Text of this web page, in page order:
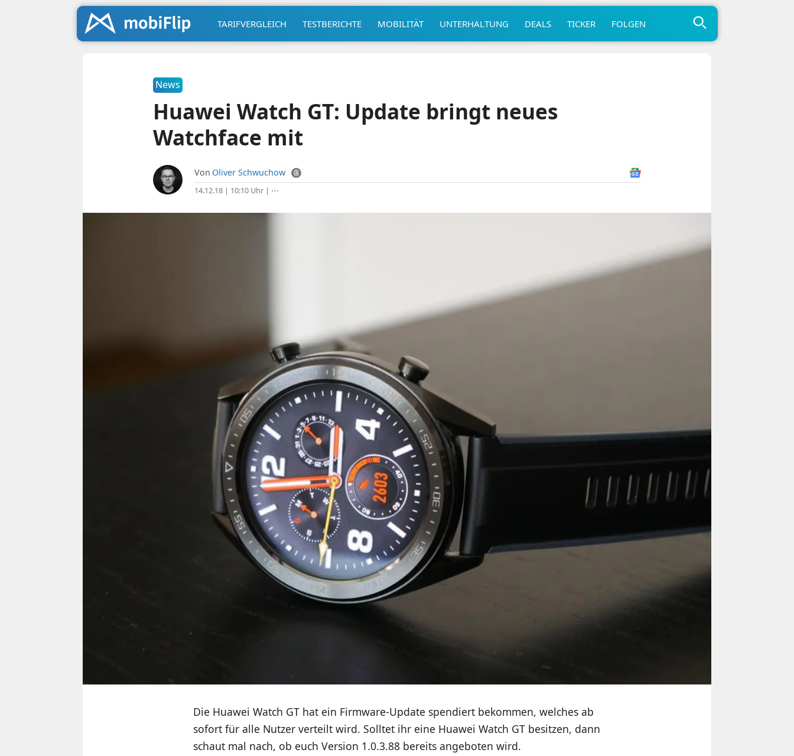
TARIFVERGLEICH TESTBERICHTE MOBILITÄT UNTERHALTUNG DEALS TICKER FOLGEN
News
Huawei Watch GT: Update bringt neues
Watchface mit
Von Oliver Schwuchow
14.12.18 | 10:10 Uhr| ⋯
Die Huawei Watch GT hat ein Firmware-Update spendiert bekommen, welches ab
sofort für alle Nutzer verteilt wird. Solltet ihr eine Huawei Watch GT besitzen, dann
schaut mal nach, ob euch Version 1.0.3.88 bereits angeboten wird.